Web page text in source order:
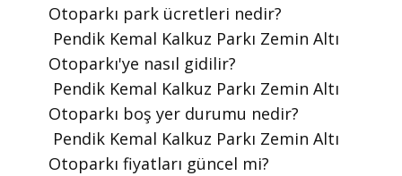
Otoparkı park ücretleri nedir?
​ Pendik Kemal Kalkuz Parkı Zemin Altı
Otoparkı'ye nasıl gidilir?
​ Pendik Kemal Kalkuz Parkı Zemin Altı
Otoparkı boş yer durumu nedir?
​ Pendik Kemal Kalkuz Parkı Zemin Altı
Otoparkı fiyatları güncel mi?